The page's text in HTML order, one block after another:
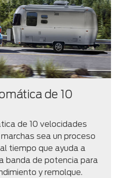
de 10
de 10 velocidades
sea un proceso
tiempo que ayuda a
banda de potencia para
y remolque.